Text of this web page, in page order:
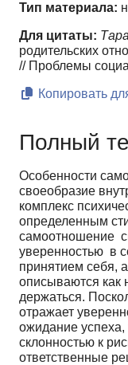
Тип материала:
Для цитаты:
родительских
// Проблемы
Копировать
Полный
Особенности
своеобразие
комплекс
определенным
самоотношение
уверенностью в
принятием себя,
описываются как
держаться.
отражает
ожидание успеха,
склонностью к
ответственные